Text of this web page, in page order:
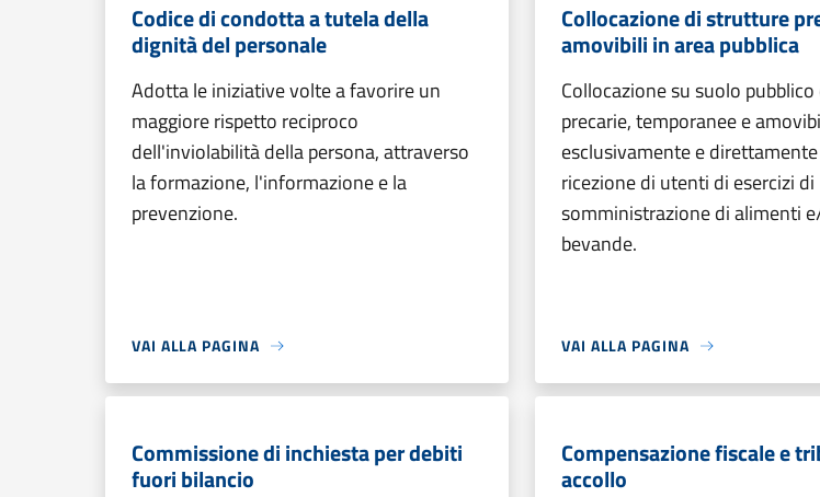
Codice di condotta a tutela della
dignità del personale
Adotta le iniziative volte a favorire un
maggiore rispetto reciproco
dell'inviolabilità della persona, attraverso
la formazione, l'informazione e la
prevenzione.
VAI ALLA PAGINA
Collocazione di strutture
amovibili in area pubblica
Collocazione su suolo
precarie, temporanee e
esclusivamente e
ricezione di utenti di esercizi di
somministrazione di alimenti
bevande.
VAI ALLA PAGINA
Commissione di inchiesta per debiti
fuori bilancio
Compensazione fiscale e
accollo